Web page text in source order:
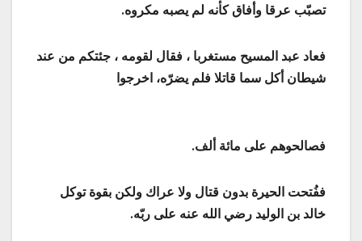
تصبّب عرقا وأفاق كأنه لم يصبه مكروه.
فعاد عبد المسيح مستغربا ، فقال لقومه ، جئتكم من عند
شيطان أكل سما قاتلا فلم يضرّه، اخرجوا
فصالحوهم على مائة ألف.
ففُتحت الحيرة بدون قتال ولا عراك ولكن بقوة توكل
خالد بن الوليد رضي الله عنه على ربّه.